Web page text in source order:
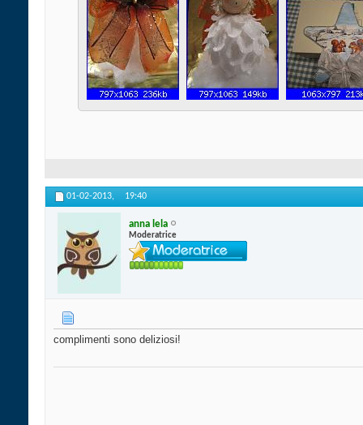
01-02-2013, 19:40
anna lela
Moderatrice
complimenti sono deliziosi!